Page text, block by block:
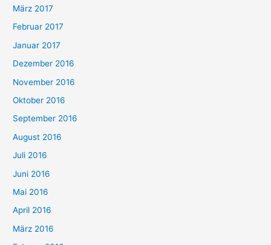
März 2017
Februar 2017
Januar 2017
Dezember 2016
November 2016
Oktober 2016
September 2016
August 2016
Juli 2016
Juni 2016
Mai 2016
April 2016
März 2016